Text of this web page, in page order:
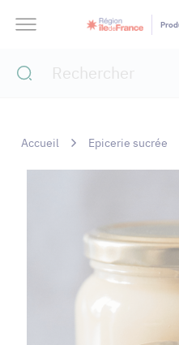
Accueil Epicerie sucrée